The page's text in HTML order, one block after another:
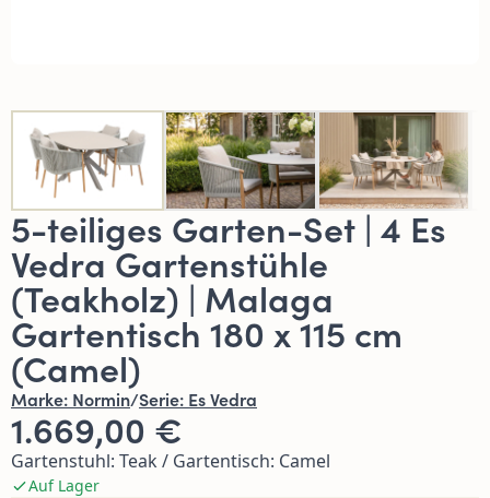
5-teiliges Garten-Set | 4 Es
Vedra Gartenstühle
(Teakholz) | Malaga
Gartentisch 180 x 115 cm
(Camel)
Marke: Normin/Serie: Es Vedra
1.669,00 €
Gartenstuhl: Teak / Gartentisch: Camel
Auf Lager